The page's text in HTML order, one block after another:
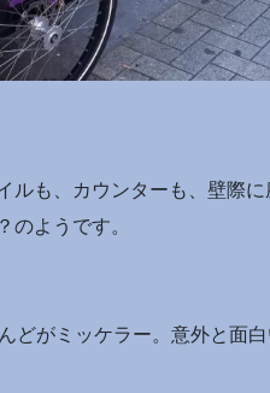
も、カウンターも、壁際に
のようです。
がミッケラー。意外と面白